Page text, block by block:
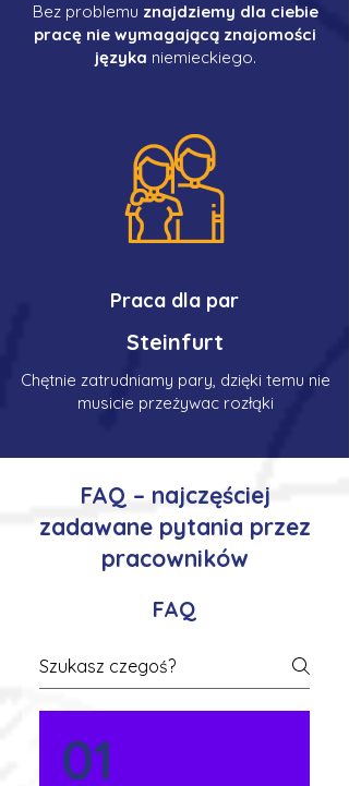
Bez problemu znajdziemy dla ciebie
pracę nie wymagającą znajomości
języka niemieckiego.
Praca dla par
Steinfurt
Chętnie zatrudniamy pary, dzięki temu nie
musicie przeżywac rozłąki
FAQ – najczęściej
zadawane pytania przez
pracowników
FAQ
01